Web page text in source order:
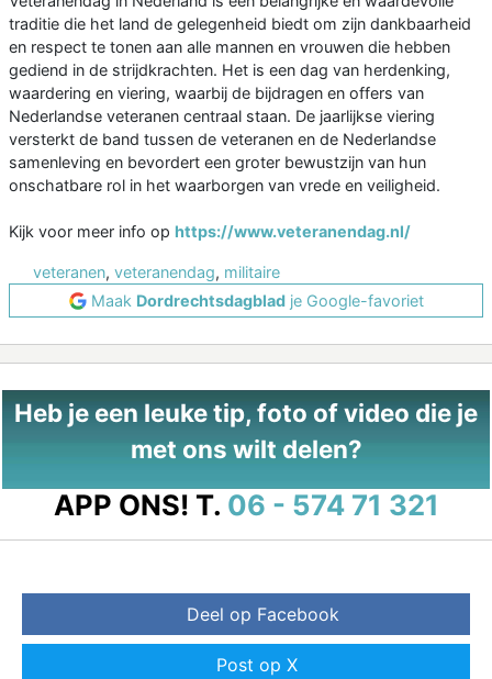
traditie die het land de gelegenheid biedt om zijn dankbaarheid
en respect te tonen aan alle mannen en vrouwen die hebben
gediend in de strijdkrachten. Het is een dag van herdenking,
waardering en viering, waarbij de bijdragen en offers van
Nederlandse veteranen centraal staan. De jaarlijkse viering
versterkt de band tussen de veteranen en de Nederlandse
samenleving en bevordert een groter bewustzijn van hun
onschatbare rol in het waarborgen van vrede en veiligheid.
Kijk voor meer info op https://www.veteranendag.nl/
veteranen, veteranendag, militaire
Maak Dordrechtsdagbladje Google-favoriet
Heb je een leuke tip, foto of video die je
met ons wilt delen?
APP ONS! T. 06 - 574 71 321
Deel op Facebook
Post op X